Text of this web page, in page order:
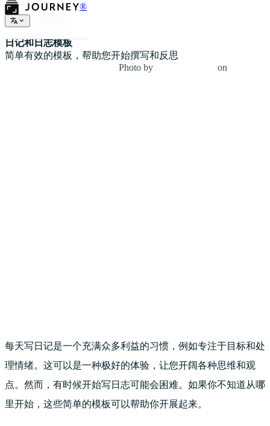
®
日记和日志模板
简单有效的模板，帮助您开始撰写和反思
Photo by
on
每天写日记是一个充满众多利益的习惯，例如专注于目标和处
理情绪。这可以是一种极好的体验，让您开阔各种思维和观
点。然而，有时候开始写日志可能会困难。如果你不知道从哪
里开始，这些简单的模板可以帮助你开展起来。